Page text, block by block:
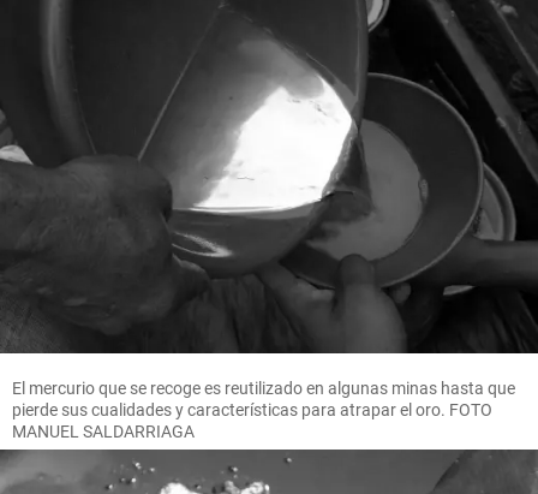
El mercurio que se recoge es reutilizado en algunas minas hasta que
pierde sus cualidades y características para atrapar el oro. FOTO
MANUEL SALDARRIAGA